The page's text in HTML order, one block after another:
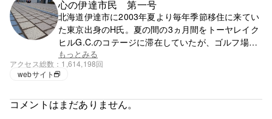
心の伊達市民 第一号
北海道伊達市に2003年夏より毎年季節移住に来てい
た東京出身のH氏。夏の間の3ヵ月間をトーヤレイク
ヒルG.C.のコテージに滞在していたが、ゴルフ場の
閉鎖で滞在先を失う。それ以降は行く先が無く、都
心で徘徊の毎日。
もっとみる
アクセス総数
1,614,198回
webサイト
コメントはまだありません。